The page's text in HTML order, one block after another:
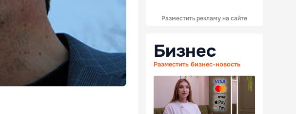
Разместить рекламу на сайте
Бизнес
Разместить бизнес-новость